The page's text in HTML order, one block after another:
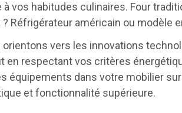
vos habitudes culinaires. Four
Réfrigérateur américain ou modèle
orientons vers les innovations
en respectant vos critères
équipements dans votre mobilier
et fonctionnalité supérieure.